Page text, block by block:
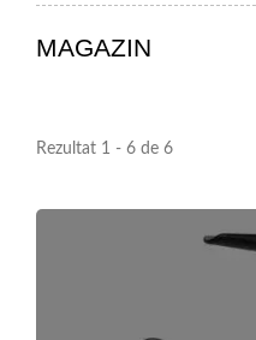
MAGAZIN
Rezultat 1 - 6 de 6